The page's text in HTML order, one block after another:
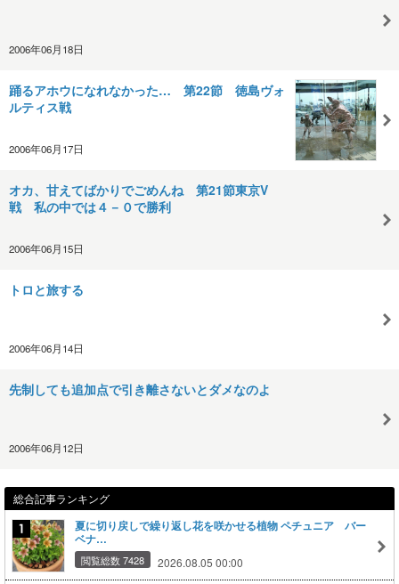
2006年06月18日
踊るアホウになれなかった… 第22節 徳島ヴォ
ルティス戦
2006年06月17日
オカ、甘えてばかりでごめんね 第21節東京V
戦 私の中では４－０で勝利
2006年06月15日
トロと旅する
2006年06月14日
先制しても追加点で引き離さないとダメなのよ
2006年06月12日
総合記事ランキング
夏に切り戻しで繰り返し花を咲かせる植物 ペチュニア バー
ベナ…
閲覧総数 7428 2026.08.05 00:00